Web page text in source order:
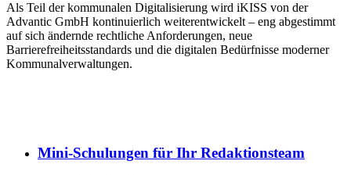
Als Teil der kommunalen Digitalisierung wird iKISS von der
Advantic GmbH kontinuierlich weiterentwickelt – eng abgestimmt
auf sich ändernde rechtliche Anforderungen, neue
Barrierefreiheitsstandards und die digitalen Bedürfnisse moderner
Kommunalverwaltungen.
Mini-Schulungen für Ihr Redaktionsteam